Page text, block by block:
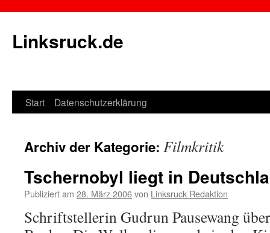
Linksruck.de
Springe
Inhalt
Start Datenschutzerklärung
Archiv der Kategorie: Filmkritik
Tschernobyl liegt in
Publiziert am 28. März 2006von Linksruck Redaktion
Schriftstellerin Gudrun Pausewang